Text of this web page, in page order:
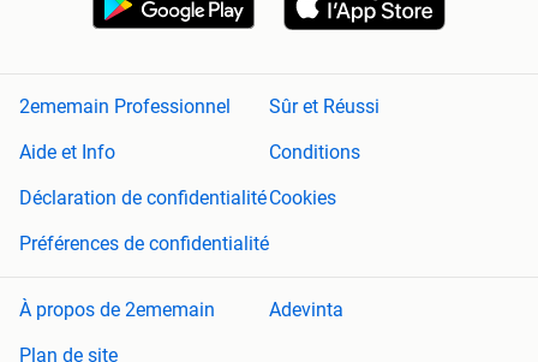
2ememain Professionnel
Sûr et Réussi
Aide et Info
Conditions
Déclaration de confidentialitéCookies
Préférences de confidentialité
À propos de 2ememain
Adevinta
Plan de site